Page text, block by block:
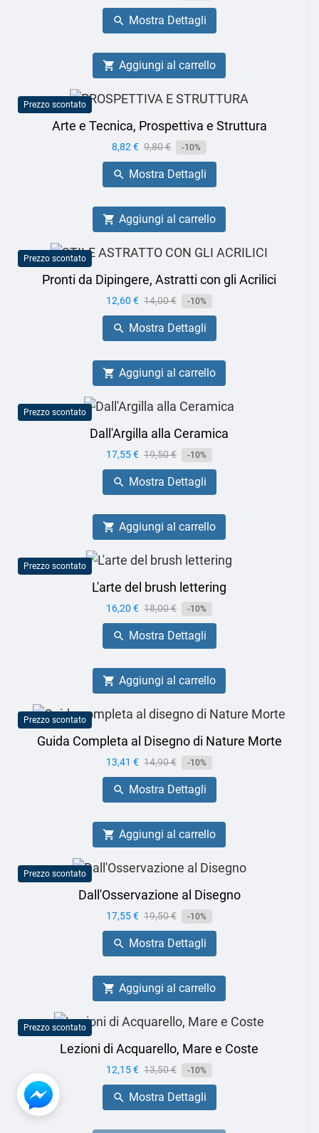
base
 Mostra Dettagli
 Aggiungi al carrello
Prezzo scontato
Arte e Tecnica, Prospettiva e Struttura
Prezzo
8,82 € Prezzo
base
9,80 € -10%
 Mostra Dettagli
 Aggiungi al carrello
Prezzo scontato
Pronti da Dipingere, Astratti con gli Acrilici
Prezzo
12,60 € Prezzo
base
14,00 € -10%
 Mostra Dettagli
 Aggiungi al carrello
Prezzo scontato
Dall'Argilla alla Ceramica
Prezzo
17,55 € Prezzo
base
19,50 € -10%
 Mostra Dettagli
 Aggiungi al carrello
Prezzo scontato
L'arte del brush lettering
Prezzo
16,20 € Prezzo
base
18,00 € -10%
 Mostra Dettagli
 Aggiungi al carrello
Prezzo scontato
Guida Completa al Disegno di Nature Morte
Prezzo
13,41 € Prezzo
base
14,90 € -10%
 Mostra Dettagli
 Aggiungi al carrello
Prezzo scontato
Dall'Osservazione al Disegno
Prezzo
17,55 € Prezzo
base
19,50 € -10%
 Mostra Dettagli
 Aggiungi al carrello
Prezzo scontato
Lezioni di Acquarello, Mare e Coste
Prezzo
12,15 € Prezzo
base
13,50 € -10%
 Mostra Dettagli